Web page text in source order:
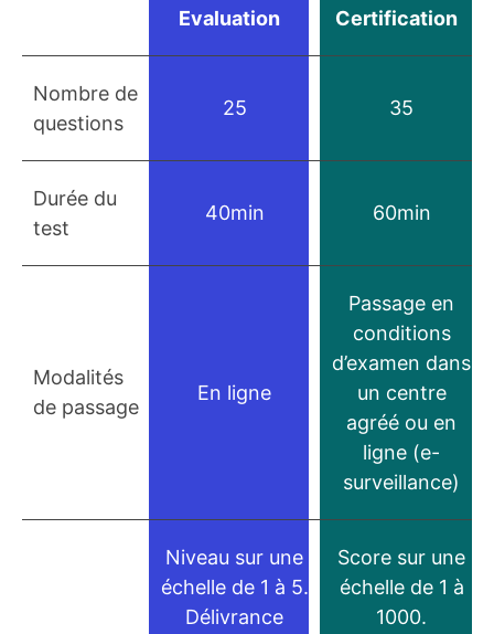
Evaluation Certification
Nombre de
questions
25 35
Durée du
test
40min 60min
Modalités
de passage
En ligne
Passage en
conditions
d’examen dans
un centre
agréé ou en
ligne (e-
surveillance)
Niveau sur une
échelle de 1 à 5.
Délivrance
Score sur une
échelle de 1 à
1000.